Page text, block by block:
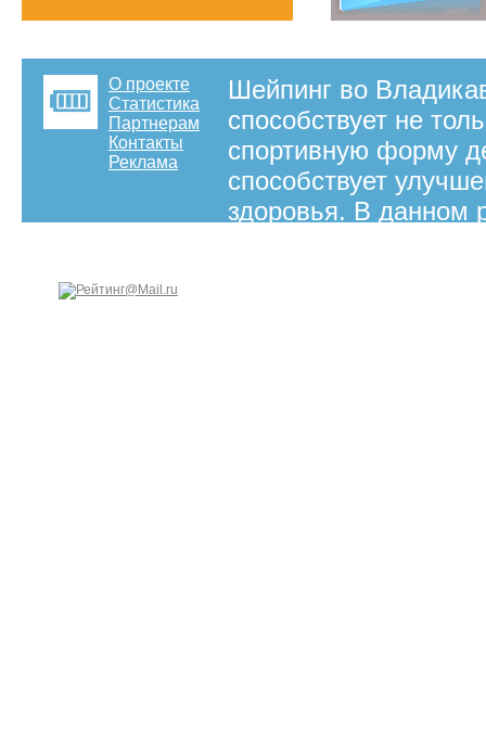
О проекте
Статистика
Партнерам
Контакты
Реклама
Шейпинг во
способствует не
спортивную форму
способствует
здоровья. В данном